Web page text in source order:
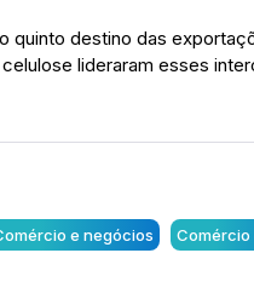
quinto destino das
lideraram esses
e negócios Comércio